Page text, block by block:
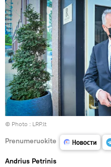
© Photo : LRP.lt
Prenumeruokite
Andrius Petrinis